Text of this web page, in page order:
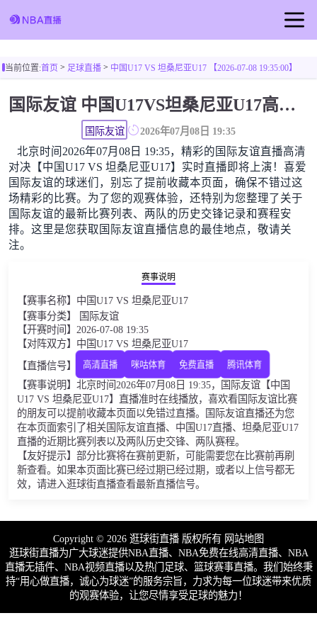
篮球直播
当前位置:首页> 足球直播> 中国U17 VS 坦桑尼亚U17 【2026-07-08 19:35:00】
国际友谊 中国U17VS坦桑尼亚U17高清直播免费观看
国际友谊 2026年07月08日 19:35
北京时间2026年07月08日 19:35，精彩的国际友谊直播高清
对决【中国U17 VS 坦桑尼亚U17】实时直播即将上演！喜爱
国际友谊的球迷们，别忘了提前收藏本页面，确保不错过这
场精彩的比赛。为了您的观赛体验，还特别为您整理了关于
国际友谊的最新比赛列表、两队的历史交锋记录和赛程安
排。这里是您获取国际友谊直播信息的最佳地点，敬请关
注。
赛事说明
【赛事名称】中国U17 VS 坦桑尼亚U17
【赛事分类】 国际友谊
【开赛时间】2026-07-08 19:35
【对阵双方】中国U17 VS 坦桑尼亚U17
【直播信号】
高清直播 咪咕体育 免费直播 腾讯体育
【赛事说明】北京时间2026年07月08日 19:35，国际友谊【中国
U17 VS 坦桑尼亚U17】直播准时在线播放，喜欢看国际友谊比赛
的朋友可以提前收藏本页面以免错过直播。国际友谊直播还为您
在本页面索引了相关国际友谊直播、中国U17直播、坦桑尼亚U17
直播的近期比赛列表以及两队历史交锋、两队赛程。
【友好提示】部分比赛将在赛前更新，可能需要您在比赛前再刷
新查看。如果本页面比赛已经过期已经过期，或者以上信号都无
效，请进入逛球街直播查看最新直播信号。
Copyright © 2026 逛球街直播 版权所有 网站地图
逛球街直播为广大球迷提供NBA直播、NBA免费在线高清直播、NBA
直播无插件、NBA视频直播以及热门足球、篮球赛事直播。我们始终秉
持“用心做直播，诚心为球迷”的服务宗旨，力求为每一位球迷带来优质
的观赛体验，让您尽情享受足球的魅力！